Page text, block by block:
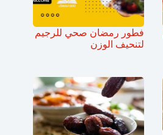
فطور رمضان صحي للرجيم
لتنحيف الوزن